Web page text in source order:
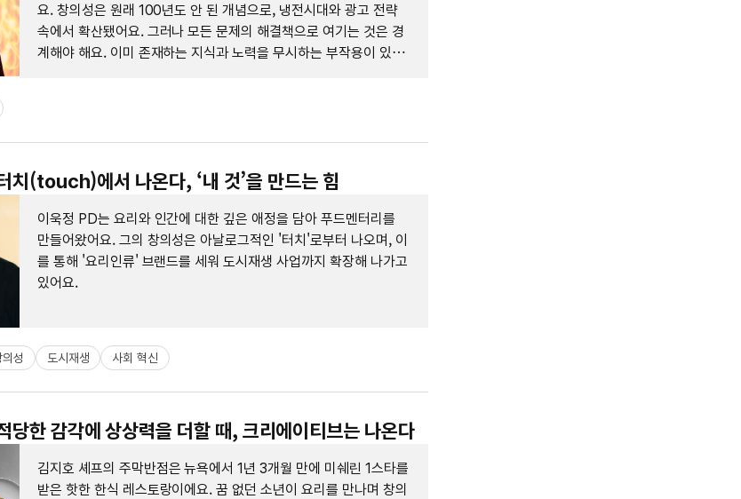
요. 창의성은 원래 100년도 안 된 개념으로, 냉전시대와 광고 전략
속에서 확산됐어요. 그러나 모든 문제의 해결책으로 여기는 것은 경
계해야 해요. 이미 존재하는 지식과 노력을 무시하는 부작용이 있을
치(touch)에서 나온다, ‘내 것’을 만드는 힘
이욱정 PD는 요리와 인간에 대한 깊은 애정을 담아 푸드멘터리를
만들어왔어요. 그의 창의성은 아날로그적인 '터치'로부터 나오며, 이
를 통해 '요리인류' 브랜드를 세워 도시재생 사업까지 확장해 나가고
있어요.
의성 도시재생 사회 혁신
당한 감각에 상상력을 더할 때, 크리에이티브는 나온다
김지호 셰프의 주막반점은 뉴욕에서 1년 3개월 만에 미쉐린 1스타를
받은 핫한 한식 레스토랑이에요. 꿈 없던 소년이 요리를 만나며 창의